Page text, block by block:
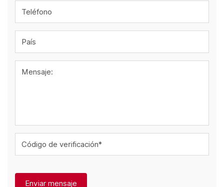
Teléfono
País
Mensaje:
Código de verificación*
Enviar mensaje